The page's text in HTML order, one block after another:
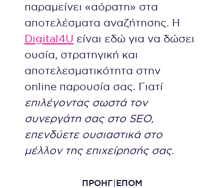
παραμείνει «αόρατη» στα
αποτελέσματα αναζήτησης. Η
Digital4U είναι εδώ για να δώσει
ουσία, στρατηγική και
αποτελεσματικότητα στην
online παρουσία σας. Γιατί
επιλέγοντας σωστά τον
συνεργάτη σας στο SEO,
επενδύετε ουσιαστικά στο
μέλλον της επιχείρησής σας.
ΠΡΟΗΓ ΕΠΟΜ